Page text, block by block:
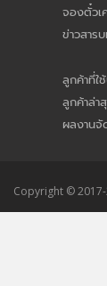
จองตั๋วเ
ข่าวสาร
ลูกค้าที่ใ
ลูกค้าล่า
ผลงานจั
Copyright © 2017-